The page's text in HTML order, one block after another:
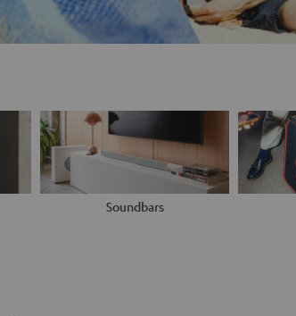
Soundbars